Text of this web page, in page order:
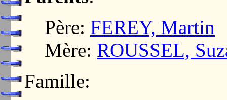
Père: FEREY, Martin
Mère: ROUSSEL,
Famille: